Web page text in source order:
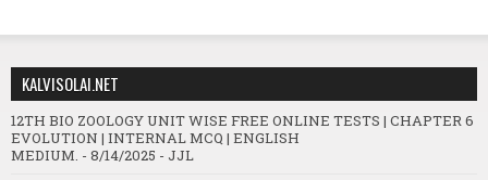
KALVISOLAI.NET
12TH BIO ZOOLOGY UNIT WISE FREE ONLINE TESTS | CHAPTER 6
EVOLUTION | INTERNAL MCQ | ENGLISH
MEDIUM. - 8/14/2025 - JJL